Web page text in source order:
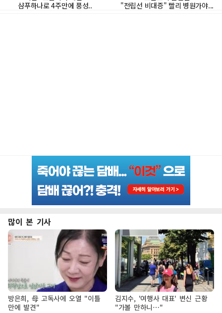
많이 본 기사
방은희, 母 고독사에 오열 "이틀
만에 발견"
김지수, '여행사 대표' 변신 근황
"가볼 만하니…"